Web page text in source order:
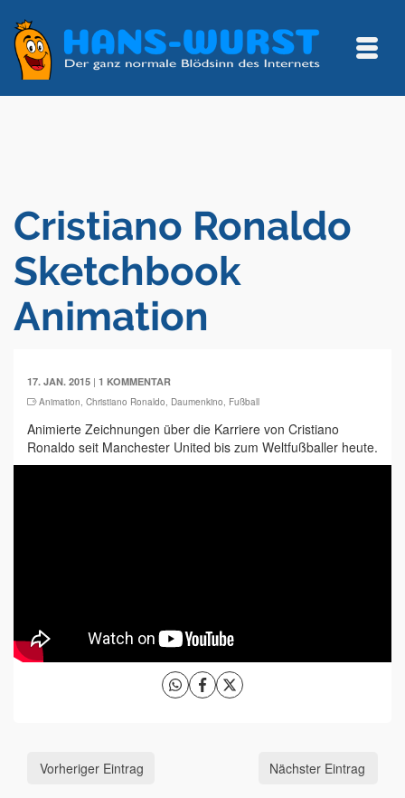
Cristiano Ronaldo
Sketchbook
Animation
17. JAN. 2015 | 1 KOMMENTAR
Animation, Christiano Ronaldo, Daumenkino, Fußball
Animierte Zeichnungen über die Karriere von Cristiano
Ronaldo seit Manchester United bis zum Weltfußballer heute.
Vorheriger Eintrag Nächster Eintrag